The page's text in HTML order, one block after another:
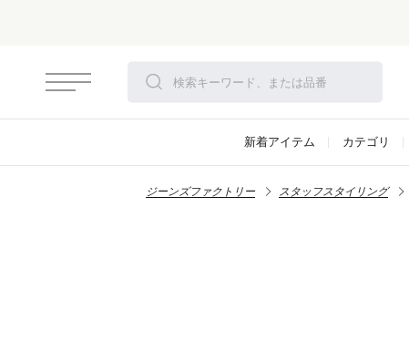
新着アイテム カテゴリ
ジーンズファクトリー スタッフスタイリング